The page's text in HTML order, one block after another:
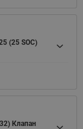
(25 SOC)
Клапан